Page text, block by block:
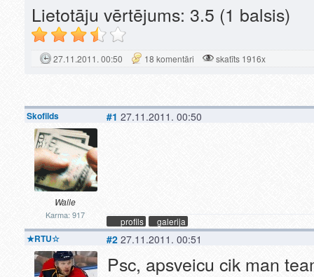
Lietotāju vērtējums: 3.5 (1 balsis)
27.11.2011. 00:50 18 komentāri skatīts 1916x
Skofilds
Walle
Karma: 917
#1 27.11.2011. 00:50
profils galerija
★RTU☆ #2 27.11.2011. 00:51
Psc, apsveicu cik man